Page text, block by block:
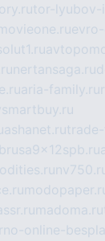
tor-lyubov-
movieone.ru
nertansaga.ru
aria-family.ru
ashanet.ru
madoma.ru
online-